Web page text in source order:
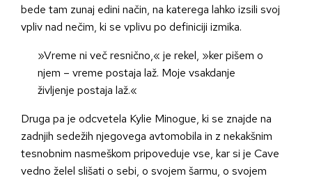
bede tam zunaj edini način, na katerega lahko izsili svoj
vpliv nad nečim, ki se vplivu po definiciji izmika.
»Vreme ni več resnično,« je rekel, »ker pišem o
njem – vreme postaja laž. Moje vsakdanje
življenje postaja laž.«
Druga pa je odcvetela Kylie Minogue, ki se znajde na
zadnjih sedežih njegovega avtomobila in z nekakšnim
tesnobnim nasmeškom pripoveduje vse, kar si je Cave
vedno želel slišati o sebi, o svojem šarmu, o svojem